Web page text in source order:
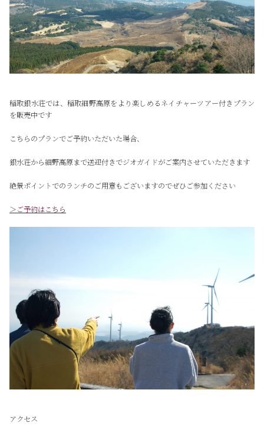
稲取銀水荘では、稲取細野高原をより楽しめるネイチャーツアー付きプラン
を販売中です
こちらのプランでご予約いただいた場合、
銀水荘から細野高原まで送迎付きでジオガイドがご案内させていただきます
絶景ポイントでのランチのご用意もございますのでぜひご参加ください
＞ご予約はこちら
アクセス